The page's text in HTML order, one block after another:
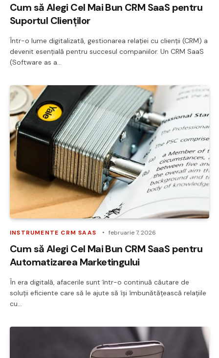
Cum să Alegi Cel Mai Bun CRM SaaS pentru
Suportul Clienților
Într-o lume digitalizată, gestionarea relației cu clienții (CRM) a
devenit esențială pentru succesul companiilor. Un CRM SaaS
(Software as a…
INSTRUMENTE CRM SAAS februarie 7, 2026
Cum să Alegi Cel Mai Bun CRM SaaS pentru
Automatizarea Marketingului
În era digitală, afacerile sunt într-o continuă căutare de
soluții eficiente care să le ajute să își îmbunătățească relațiile
cu…